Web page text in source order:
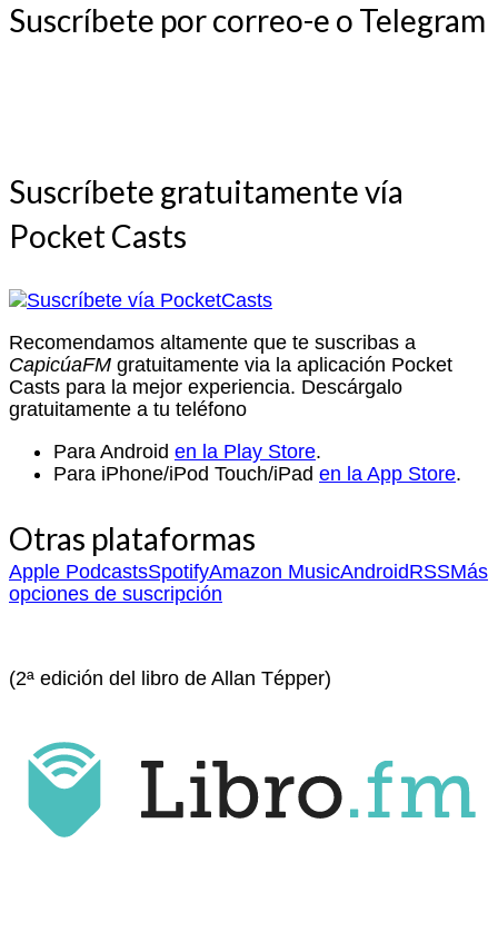
Suscríbete por correo-e o Telegram
Suscríbete gratuitamente vía
Pocket Casts
Recomendamos altamente que te suscribas a
CapicúaFM gratuitamente via la aplicación Pocket
Casts para la mejor experiencia. Descárgalo
gratuitamente a tu teléfono
Para Android en la Play Store.
Para iPhone/iPod Touch/iPad en la App Store.
Otras plataformas
Apple PodcastsSpotifyAmazon MusicAndroidRSSMás
opciones de suscripción
(2ª edición del libro de Allan Tépper)